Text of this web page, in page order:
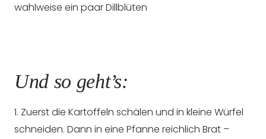
wahlweise ein paar Dillblüten
Und so geht’s:
1. Zuerst die Kartoffeln schälen und in kleine Würfel
schneiden. Dann in eine Pfanne reichlich Brat –